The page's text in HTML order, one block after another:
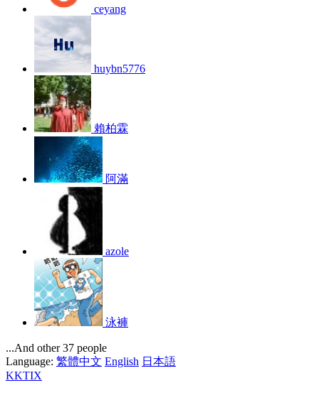
ceyang
huybn5776
賴柏霖
阿滿
azole
泳褲
...And other 37 people
Language: 繁體中文 English 日本語
KKTIX